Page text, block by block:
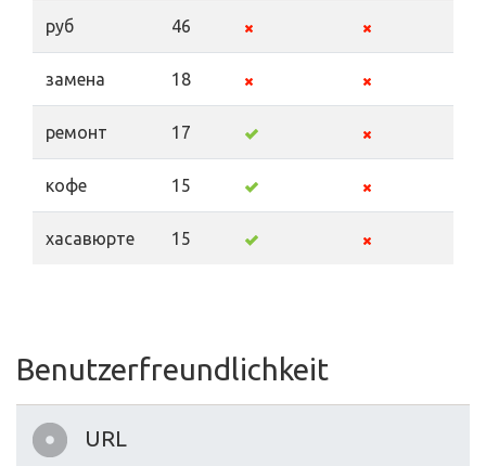
руб 46
замена 18
ремонт 17
кофе 15
хасавюрте 15
Benutzerfreundlichkeit
URL